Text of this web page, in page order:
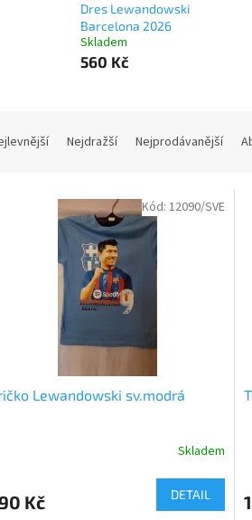
Dres Lewandowski
Barcelona 2026
Skladem
560 Kč
Nejdražší Nejprodávanější
Lewandowski sv.modrá
Skladem
Kč DETAIL
Kód: 12090/SVE
je